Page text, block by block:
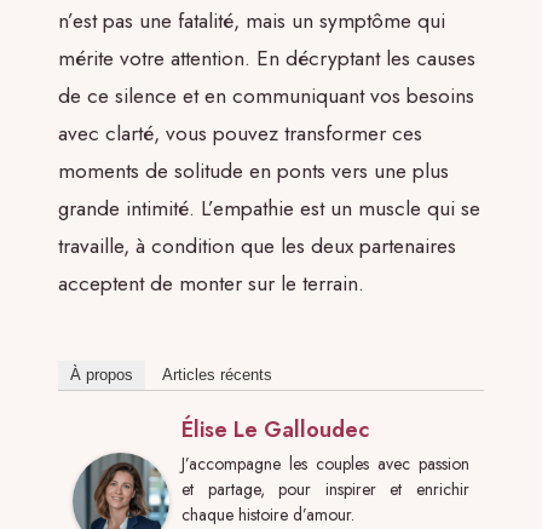
n’est pas une fatalité, mais un symptôme qui
mérite votre attention. En décryptant les causes
de ce silence et en communiquant vos besoins
avec clarté, vous pouvez transformer ces
moments de solitude en ponts vers une plus
grande intimité. L’empathie est un muscle qui se
travaille, à condition que les deux partenaires
acceptent de monter sur le terrain.
À propos Articles récents
Élise Le Galloudec
J’accompagne les couples avec passion
et partage, pour inspirer et enrichir
chaque histoire d’amour.